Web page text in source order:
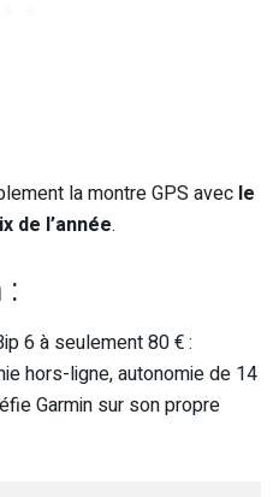
la montre GPS avec le
de l’année.
6 à seulement 80 € :
hors-ligne, autonomie de 14
Garmin sur son propre